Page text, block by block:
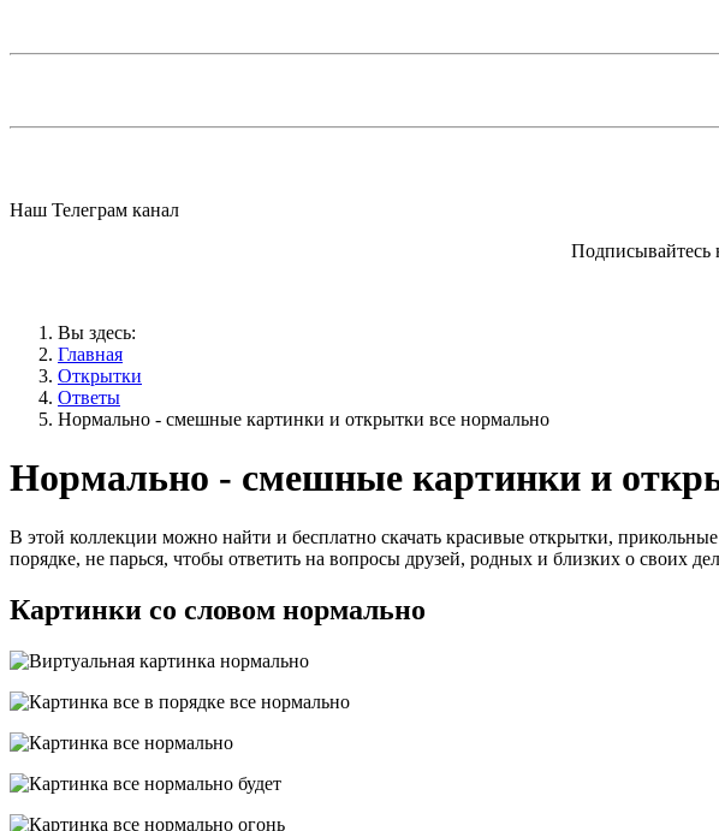
Наш Телеграм канал
Подписывайтесь
Вы здесь:
Главная
Открытки
Ответы
Нормально - смешные картинки и открытки все нормально
Нормально - смешные картинки и
В этой коллекции можно найти и бесплатно скачать красивые открытки,
порядке, не парься, чтобы ответить на вопросы друзей, родных и близких о своих
Картинки со словом нормально